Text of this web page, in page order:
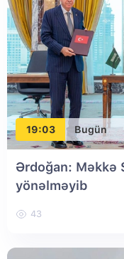
19:03 Bugün
Ərdoğan: Məkkə
yönəlməyib
43